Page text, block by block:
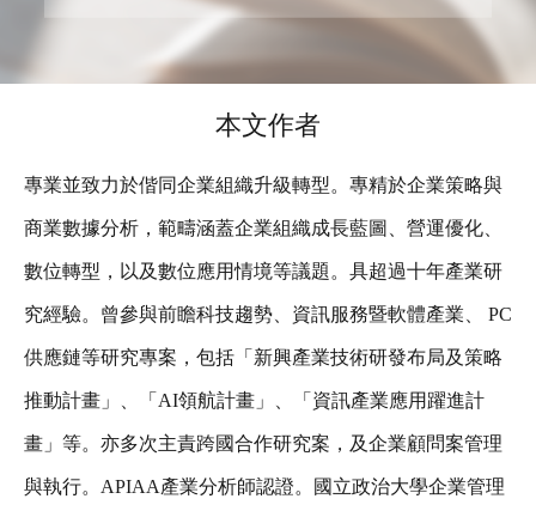
本文作者
專業並致力於偕同企業組織升級轉型。專精於企業策略與
商業數據分析，範疇涵蓋企業組織成長藍圖、營運優化、
數位轉型，以及數位應用情境等議題。具超過十年產業研
究經驗。曾參與前瞻科技趨勢、資訊服務暨軟體產業、 PC
供應鏈等研究專案，包括「新興產業技術研發布局及策略
推動計畫」、「AI領航計畫」、「資訊產業應用躍進計
畫」等。亦多次主責跨國合作研究案，及企業顧問案管理
與執行。APIAA產業分析師認證。國立政治大學企業管理